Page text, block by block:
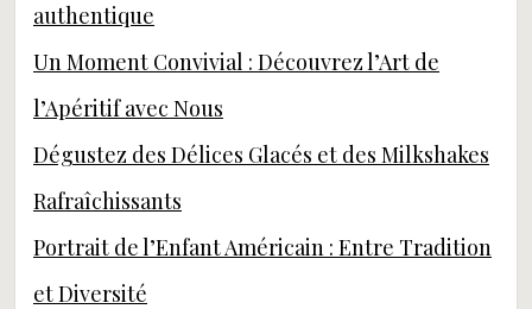
authentique
Un Moment Convivial : Découvrez l’Art de
l’Apéritif avec Nous
Dégustez des Délices Glacés et des Milkshakes
Rafraîchissants
Portrait de l’Enfant Américain : Entre Tradition
et Diversité